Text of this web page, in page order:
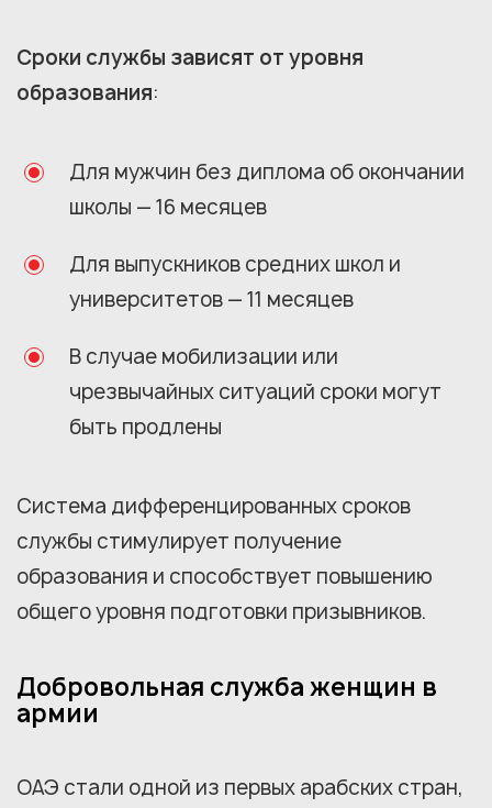
Сроки службы зависят от уровня
образования:
Для мужчин без диплома об окончании
школы — 16 месяцев
Для выпускников средних школ и
университетов — 11 месяцев
В случае мобилизации или
чрезвычайных ситуаций сроки могут
быть продлены
Система дифференцированных сроков
службы стимулирует получение
образования и способствует повышению
общего уровня подготовки призывников.
Добровольная служба женщин в
армии
ОАЭ стали одной из первых арабских стран,